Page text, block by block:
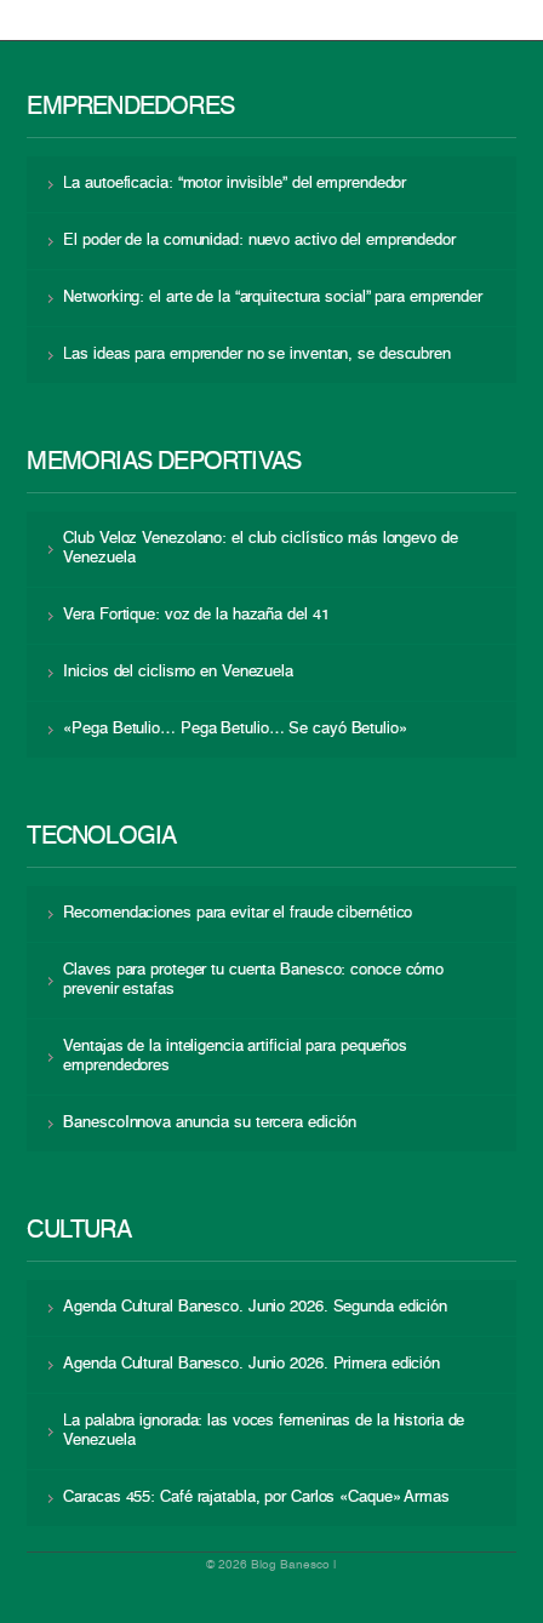
EMPRENDEDORES
La autoeficacia: “motor invisible” del emprendedor
El poder de la comunidad: nuevo activo del emprendedor
Networking: el arte de la “arquitectura social” para emprender
Las ideas para emprender no se inventan, se descubren
MEMORIAS DEPORTIVAS
Club Veloz Venezolano: el club ciclístico más longevo de
Venezuela
Vera Fortique: voz de la hazaña del 41
Inicios del ciclismo en Venezuela
«Pega Betulio… Pega Betulio… Se cayó Betulio»
TECNOLOGÍA
Recomendaciones para evitar el fraude cibernético
Claves para proteger tu cuenta Banesco: conoce cómo
prevenir estafas
Ventajas de la inteligencia artificial para pequeños
emprendedores
BanescoInnova anuncia su tercera edición
CULTURA
Agenda Cultural Banesco. Junio 2026. Segunda edición
Agenda Cultural Banesco. Junio 2026. Primera edición
La palabra ignorada: las voces femeninas de la historia de
Venezuela
Caracas 455: Café rajatabla, por Carlos «Caque» Armas
© 2026 Blog Banesco |